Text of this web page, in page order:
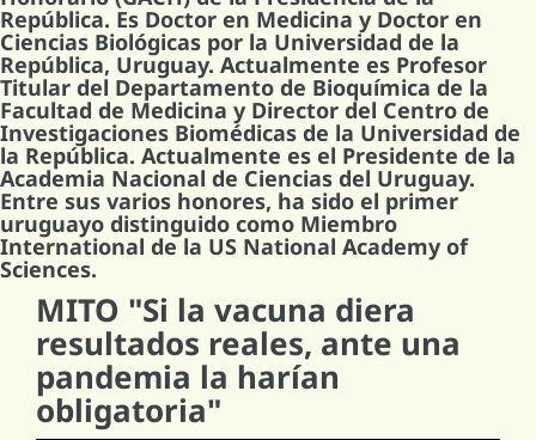
República. Es Doctor en Medicina y Doctor en
Ciencias Biológicas por la Universidad de la
República, Uruguay. Actualmente es Profesor
Titular del Departamento de Bioquímica de la
Facultad de Medicina y Director del Centro de
Investigaciones Biomédicas de la Universidad de
la República. Actualmente es el Presidente de la
Academia Nacional de Ciencias del Uruguay.
Entre sus varios honores, ha sido el primer
uruguayo distinguido como Miembro
International de la US National Academy of
Sciences.
MITO "Si la vacuna diera
resultados reales, ante una
pandemia la harían
obligatoria"